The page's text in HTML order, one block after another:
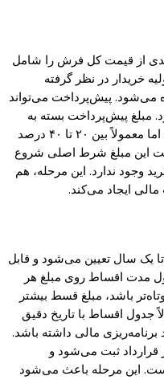
از قیمت کل فرش را شامل
خریدار در نظر گرفته
پیش‌پرداخت می‌تواند
مبلغ پیش‌پرداخت بسته به
فروشگاه و ارزش فرش متفاوت است، اما معمولاً بین ۲۰ تا ۴۰ درصد
این مبلغ شرط اصلی شروع
وجود ندارد. این مرحله، هم
ایجاد می‌کند.
یک سال تعیین می‌شود و قابل
مدت اقساط روی مبلغ هر
باشد، مبلغ قسط بیشتر
جدول اقساط با تاریخ دقیق
برنامه‌ریزی مالی داشته باشد.
ثبت می‌شود و
این مرحله باعث می‌شود